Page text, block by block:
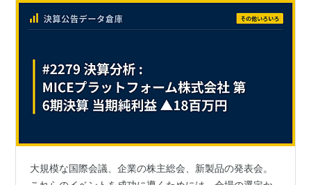
大規模な国際会議、企業の株主総会、新製品の発表会。